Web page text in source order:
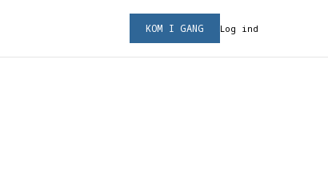
Log ind
KOM I GANG